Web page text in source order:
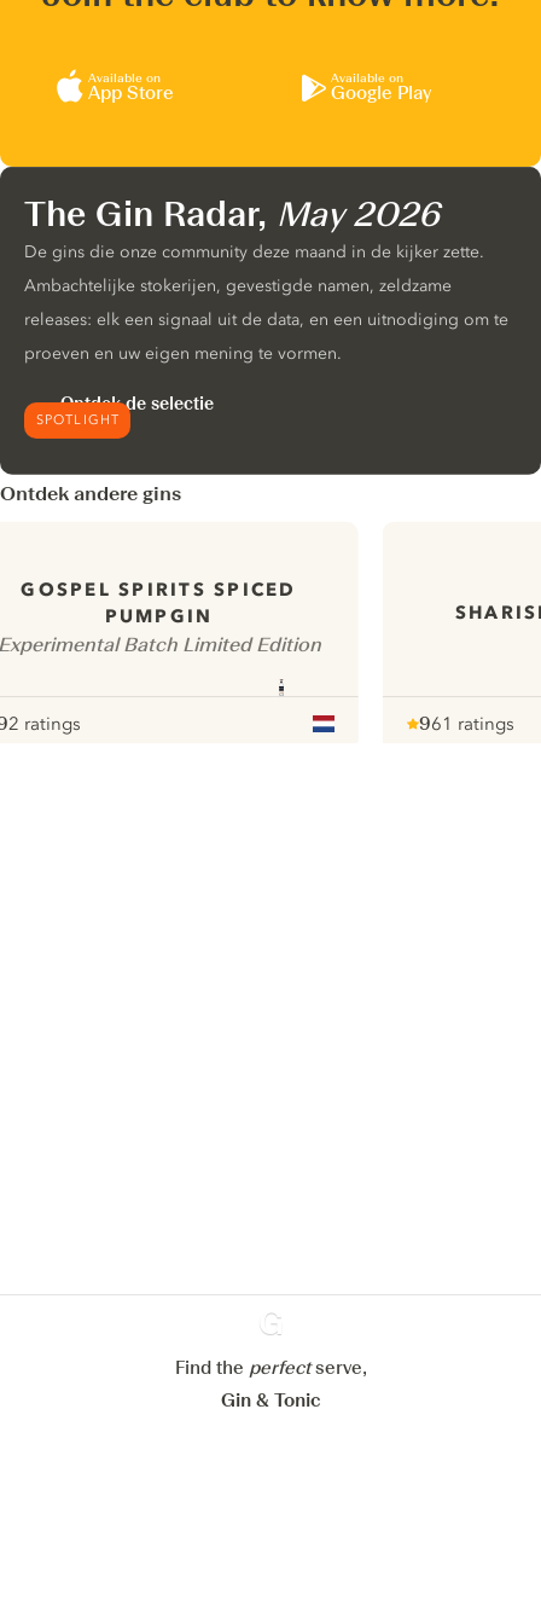
Available on
App Store
Available on
Google Play
SPOTLIGHT
The Gin Radar, May 2026
De gins die onze community deze maand in de kijker zette.
Ambachtelijke stokerijen, gevestigde namen, zeldzame
releases: elk een signaal uit de data, en een uitnodiging om te
proeven en uw eigen mening te vormen.
Ontdek de selectie
Ontdek andere gins
GOSPEL SPIRITS SPICED
PUMPGIN
Batch Limited Edition
2 ratings
961 ratings
Ginventory
Find the perfectserve,
Gin & Tonic